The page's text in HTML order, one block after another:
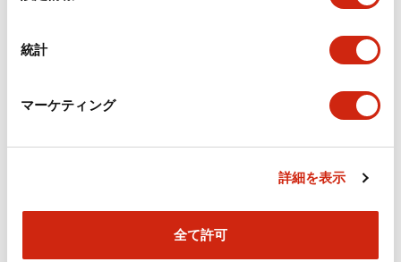
統計
マーケティング
詳細を表示
全て許可
規格・認証 技術文書